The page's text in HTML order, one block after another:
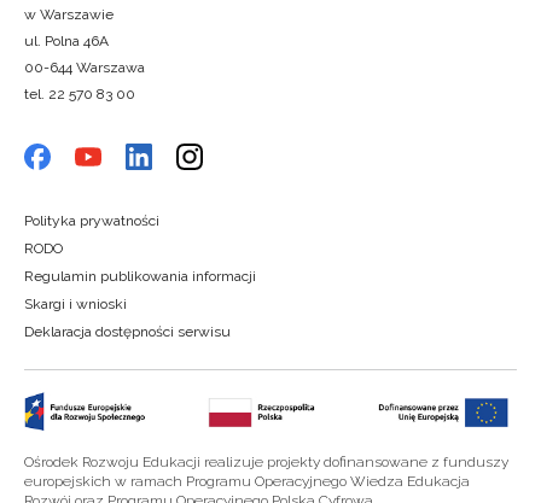
w Warszawie
ul. Polna 46A
00-644 Warszawa
tel. 22 570 83 00
Polityka prywatności
RODO
Regulamin publikowania informacji
Skargi i wnioski
Deklaracja dostępności serwisu
Ośrodek Rozwoju Edukacji realizuje projekty dofinansowane z funduszy
europejskich w ramach Programu Operacyjnego Wiedza Edukacja